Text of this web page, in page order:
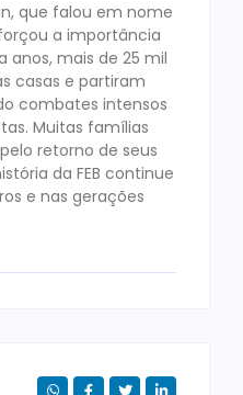
que falou em nome
a importância
anos, mais de 25 mil
casas e partiram
combates intensos
Muitas famílias
retorno de seus
da FEB continue
e nas gerações